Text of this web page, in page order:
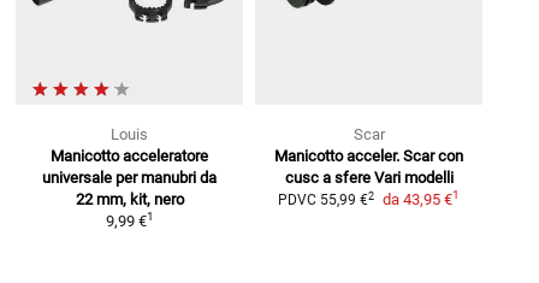
Louis
Manicotto acceleratore
universale per manubri da
22 mm, kit, nero
9,99 €1
Scar
Manicotto acceler. Scar con
cusc a sfere Vari modelli
PDVC 55,99 €2 da 43,95 €1